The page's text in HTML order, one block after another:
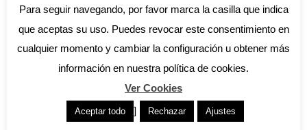
61 WONINGEN GANDIA BAYAS PASSEIG
PROJECTENNIEUWBOUW Eengezinswoning
Woongebouwen Openbare gebouwen 61
WONINGEN GANDIA BAYAS PASSEIG Gandia |
Woongebouwen Architecten: José A. Velló, C.
Para seguir navegando, por favor marca la casilla que indica
que aceptas su uso. Puedes revocar este consentimiento en
cualquier momento y cambiar la configuración u obtener más
información en nuestra política de cookies.
Ver Cookies
Aceptar todo ] Rechazar Ajustes